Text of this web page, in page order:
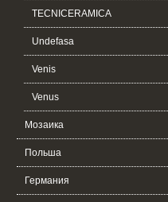
TECNICERAMICA
Undefasa
Venis
Venus
Мозаика
Польша
Германия